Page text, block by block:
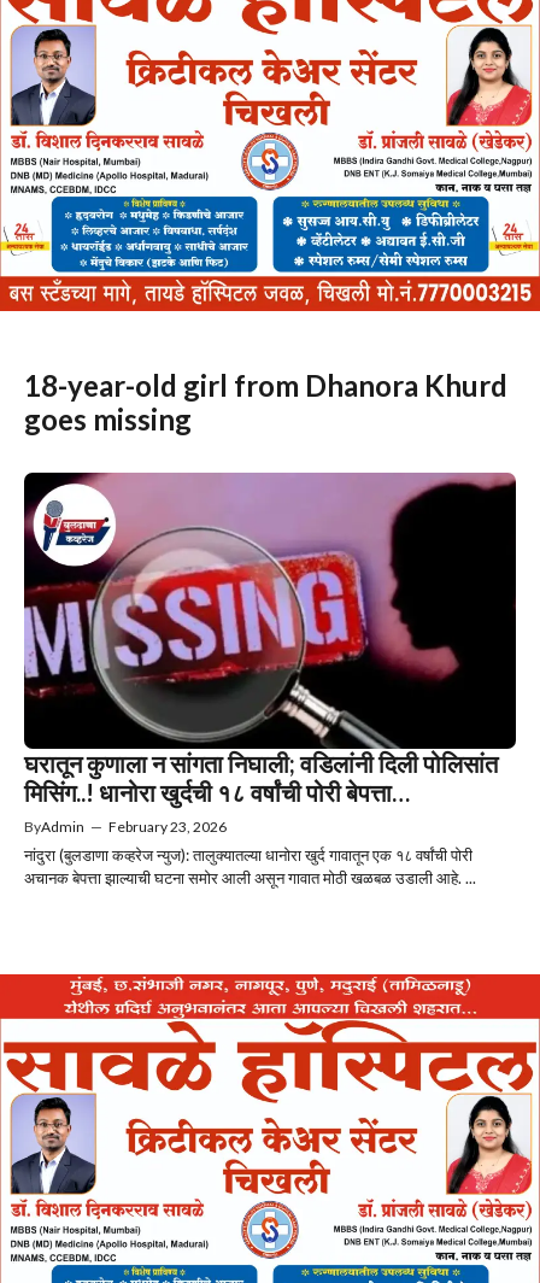
18-year-old girl from Dhanora Khurd
goes missing
घरातून कुणाला न सांगता निघाली; वडिलांनी दिली पोलिसांत
मिसिंग..! धानोरा खुर्दची १८ वर्षांची पोरी बेपत्ता…
ByAdmin — February 23, 2026
नांदुरा (बुलडाणा कव्हरेज न्युज): तालुक्यातल्या धानोरा खुर्द गावातून एक १८ वर्षांची पोरी
अचानक बेपत्ता झाल्याची घटना समोर आली असून गावात मोठी खळबळ उडाली आहे. ...